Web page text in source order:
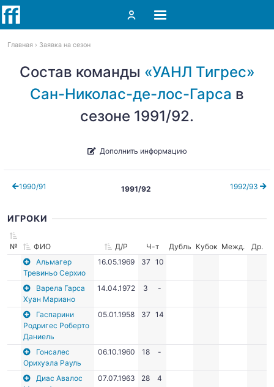
Главная Заявка на сезон
Состав команды «УАНЛ Тигрес»
Сан-Николас-де-лос-Гарса в
сезоне 1991/92.
Дополнить информацию
1990/91 1992/93
1991/92
ИГРОКИ
№ ФИО Д/Р Ч-т Дубль Кубок Межд.
Др.
Альмагер
Тревиньо Серхио
16.05.1969 37 10
Варела Гарса
Хуан Мариано
14.04.1972 3 -
Гаспарини
Родригес Роберто
Даниель
05.01.1958 37 14
Гонсалес
Орихуэла Рауль
06.10.1960 18 -
Диас Авалос
07.07.1963 28 4